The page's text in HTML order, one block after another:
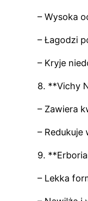
– Wysoka
– Łagodzi
– Kryje
8. **Vichy
– Zawiera
– Redukuje
9.
– Lekka